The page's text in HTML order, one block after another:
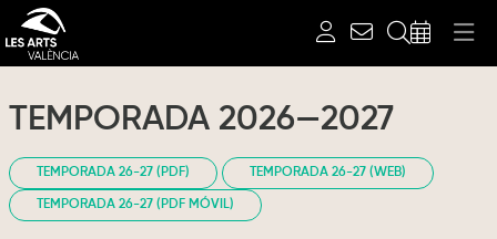
TEMPORADA 2026—2027
TEMPORADA 26-27 (PDF) TEMPORADA 26-27 (WEB)
TEMPORADA 26-27 (PDF MÓVIL)